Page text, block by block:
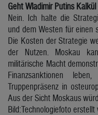
Geht Wladimir Putins
Nein. Ich halte die
und dem Westen für einen
Die Kosten der Strategie
der Nutzen. Moskau
militärische Macht
Finanzsanktionen
Truppenpräsenz in
Aus der Sicht Moskaus
Bild:Technologiefoto erstellt